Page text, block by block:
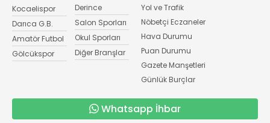
Kocaelispor
Darıca G.B.
Amatör Futbol
Gölcükspor
Derince
Salon Sporları
Okul Sporları
Diğer Branşlar
Yol ve Trafik
Nöbetçi Eczaneler
Hava Durumu
Puan Durumu
Gazete Manşetleri
Günlük Burçlar
Whatsapp İhbar